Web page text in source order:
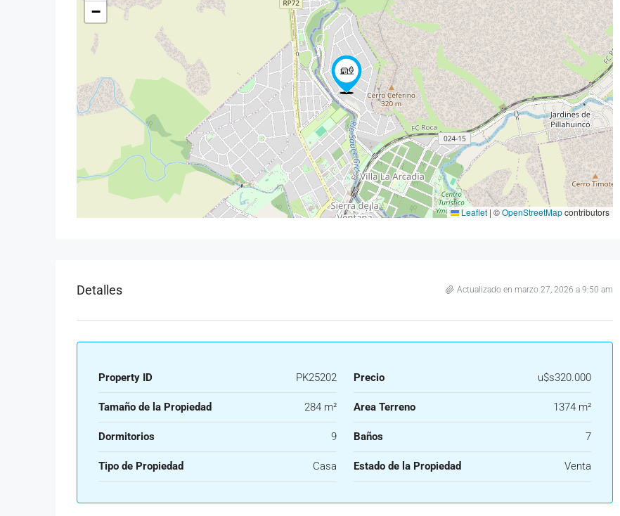
−
Leaflet | ©OpenStreetMapcontributors
Detalles Actualizado en marzo 27, 2026 a 9:50 am
Property ID PK25202 Precio u$s320.000
Tamaño de la Propiedad 284 m² Area Terreno 1374 m²
Dormitorios 9 Baños 7
Tipo de Propiedad Casa Estado de la Propiedad Venta